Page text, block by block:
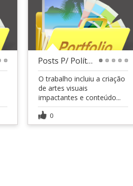
Posts P/ Políticos 2024
O trabalho incluiu a criação
de artes visuais
impactantes e conteúdo...
0